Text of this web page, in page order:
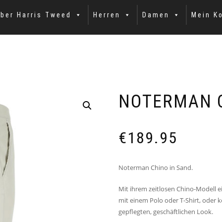
Harris Tweed Herren Damen Mein
NOTERMAN
€189.95
Noterman Chino in Sand.
Mit ihrem zeitlosen Chino-Modell
mit einem Polo oder T-Shirt, oder
gepflegten, geschäftlichen Look.